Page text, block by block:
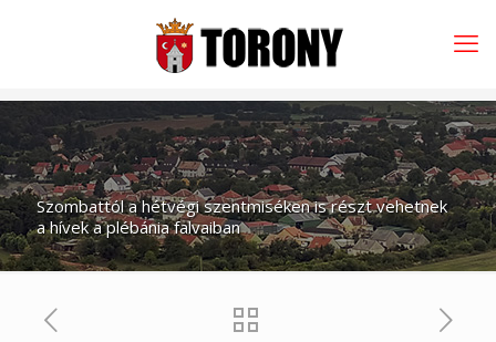
Szombattól a hétvégi szentmiséken is részt vehetnek
a hívek a plébánia falvaiban